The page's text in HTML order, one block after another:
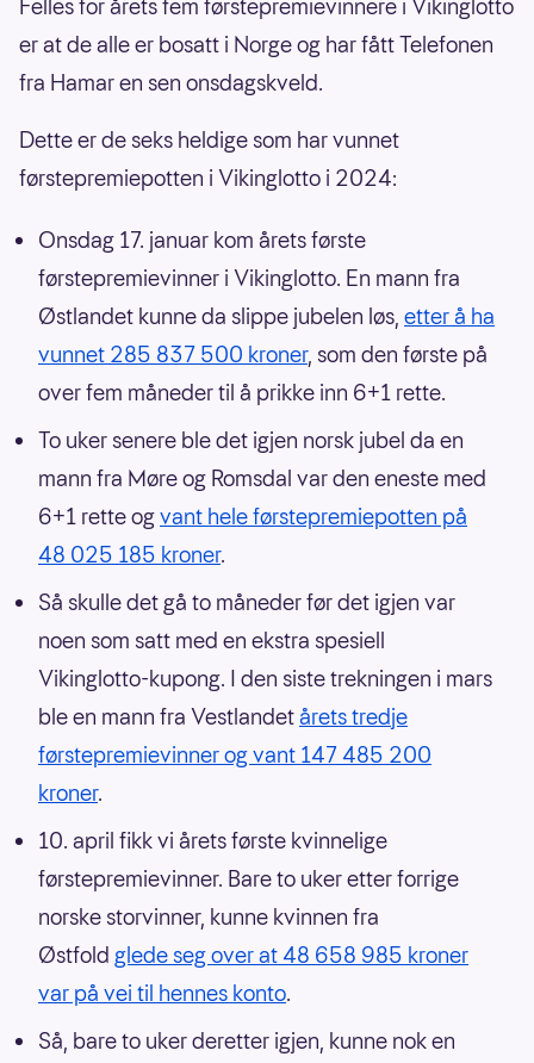
Felles for årets fem førstepremievinnere i Vikinglotto
er at de alle er bosatt i Norge og har fått Telefonen
fra Hamar en sen onsdagskveld.
Dette er de seks heldige som har vunnet
førstepremiepotten i Vikinglotto i 2024:
Onsdag 17. januar kom årets første
førstepremievinner i Vikinglotto. En mann fra
Østlandet kunne da slippe jubelen løs, etter å ha
vunnet 285 837 500 kroner, som den første på
over fem måneder til å prikke inn 6+1 rette.
To uker senere ble det igjen norsk jubel da en
mann fra Møre og Romsdal var den eneste med
6+1 rette ogvant hele førstepremiepotten på
48 025 185 kroner.
Så skulle det gå to måneder før det igjen var
noen som satt med en ekstra spesiell
Vikinglotto-kupong. I den siste trekningen i mars
ble en mann fra Vestlandetårets tredje
førstepremievinner og vant 147 485 200
kroner.
10. april fikk vi årets første kvinnelige
førstepremievinner. Bare to uker etter forrige
norske storvinner, kunne kvinnen fra
Østfold glede seg over at 48 658 985 kroner
var på vei til hennes konto.
Så, bare to uker deretter igjen, kunne nok en